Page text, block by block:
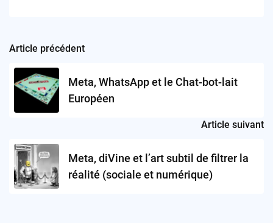
Post
navigation
Article précédent
Meta, WhatsApp et le Chat-bot-lait
Européen
Article suivant
Meta, diVine et l’art subtil de filtrer la
réalité (sociale et numérique)